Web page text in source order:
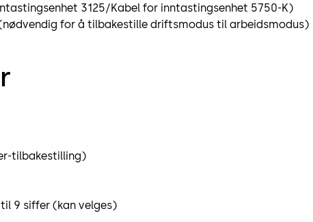
3125/Kabel for inntastingsenhet 5750-K)
for å tilbakestille driftsmodus til arbeidsmodus)
tilbakestilling)
9 siffer (kan velges)